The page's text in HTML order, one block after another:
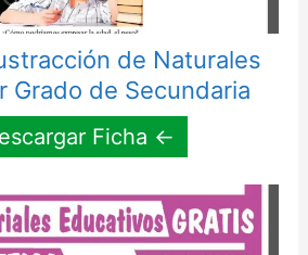
de Naturales
Grado de Secundaria
Ficha ←